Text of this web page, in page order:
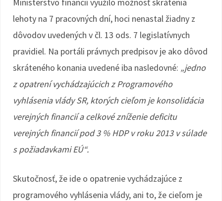
lehoty na 7 pracovných dní, hoci nenastal žiadny z
dôvodov uvedených v čl. 13 ods. 7 legislatívnych
pravidiel. Na portáli právnych predpisov je ako dôvod
skráteného konania uvedené iba nasledovné: „jedno
z opatrení vychádzajúcich z Programového
vyhlásenia vlády SR, ktorých cieľom je konsolidácia
verejných financií a celkové zníženie deficitu
verejných financií pod 3 % HDP v roku 2013 v súlade
s požiadavkami EÚ“.
Skutočnosť, že ide o opatrenie vychádzajúce z
programového vyhlásenia vlády, ani to, že cieľom je